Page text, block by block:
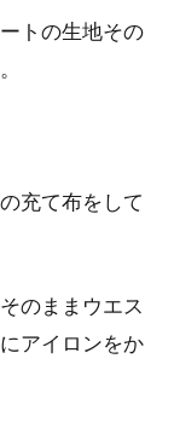
スを付けて、イメー
ことはありません
に手作りで裏
トの生地その
充て布をして
のままウエス
アイロンをか